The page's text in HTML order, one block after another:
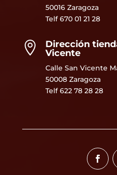
50016 Zaragoza
Telf670 01 21 28

Dirección
Vicente
Calle San Vicente
50008 Zaragoza
Telf 622 78 28 28